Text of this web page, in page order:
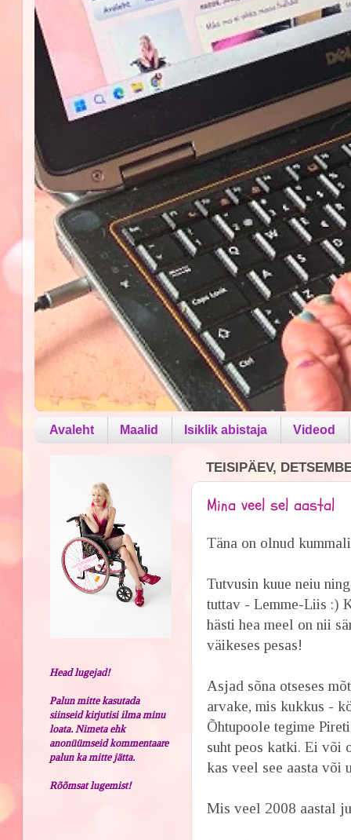
Avaleht Maalid Isiklik abistaja Videod
TEISIPÄEV,
Mina veel sel aastal
Täna on olnud
Tutvusin kuue neiu
tuttav - Lemme-Liis :)
hästi hea meel on nii
väikeses pesas!
Asjad sõna otseses
arvake, mis kukkus -
Õhtupoole tegime
suht peos katki. Ei
kas veel see aasta või
Mis veel 2008 aastal
Head lugejad!
Palun mitte kasutada
siinseid kirjutisi ilma minu
loata. Nimeta ehk
anonüümseid kommentaare
palun ka mitte jätta.
Rõõmsat lugemist!